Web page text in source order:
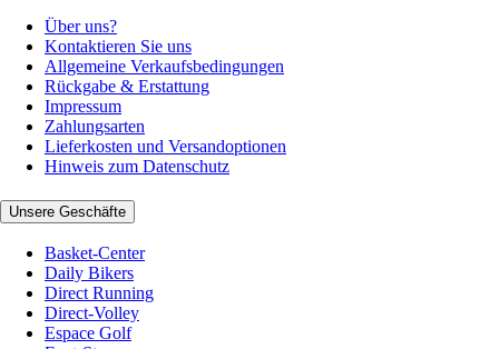
Über uns?
Kontaktieren Sie uns
Allgemeine Verkaufsbedingungen
Rückgabe & Erstattung
Impressum
Zahlungsarten
Lieferkosten und Versandoptionen
Hinweis zum Datenschutz
Unsere Geschäfte
Basket-Center
Daily Bikers
Direct Running
Direct-Volley
Espace Golf